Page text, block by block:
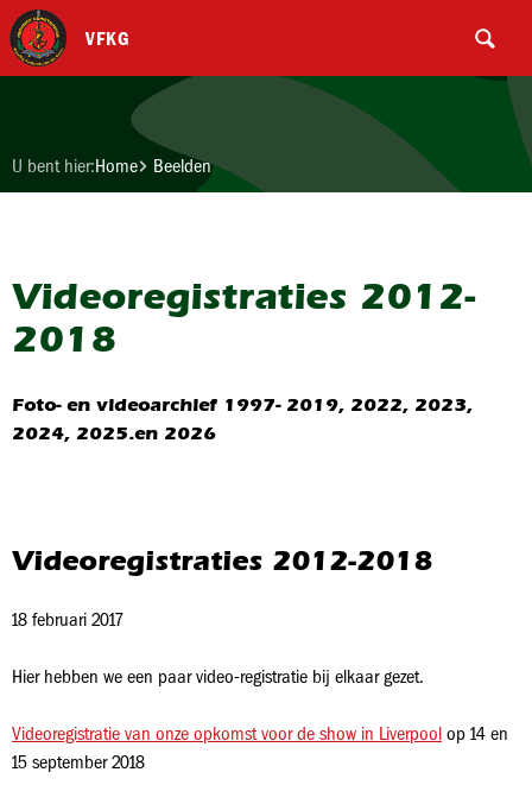
VFKG
U bent hier:Home Beelden
Videoregistraties 2012-
2018
Foto- en videoarchief 1997- 2019, 2022, 2023,
2024, 2025.en 2026
Videoregistraties 2012-2018
18 februari 2017
Hier hebben we een paar video-registratie bij elkaar gezet.
Videoregistratie van onze opkomst voor de show in Liverpool op 14 en
15 september 2018